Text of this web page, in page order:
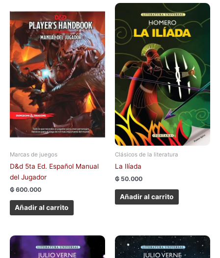
Marcas de juegos
D&d 5ta Ed. Español Manual
del Jugador
₲ 600.000
Añadir al carrito
Clásicos de la literatura
La Ilíada
₲ 50.000
Añadir al carrito